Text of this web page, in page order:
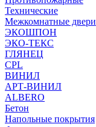
Технические
Межкомнатные двери
ЭКОШПОН
ЭКО-ТЕКС
ГЛЯНЕЦ
CPL
ВИНИЛ
АРТ-ВИНИЛ
ALBERO
Бетон
Напольные покрытия